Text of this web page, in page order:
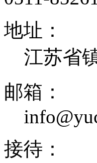
地址：
江苏省
邮箱：
接待：